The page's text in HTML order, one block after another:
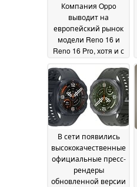
Компания Oppo
выводит на
европейский рынок
модели Reno 16 и
Reno 16 Pro, хотя и с
меньшей ёмкости26
June 2026
В сети появились
высококачественные
официальные пресс-
рендеры
обновленной версии